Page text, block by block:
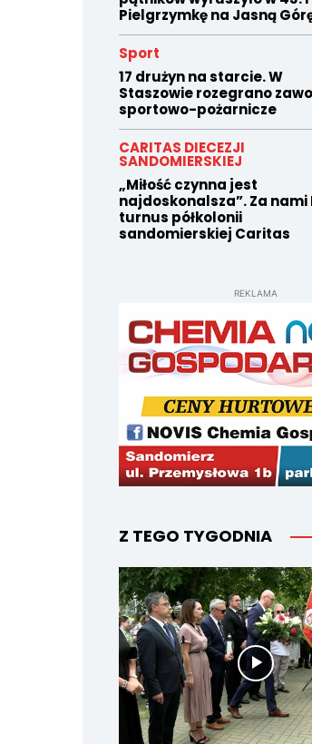
Pielgrzymkę na Jasną
Sport
17 drużyn na starcie. W
Staszowie rozegrano
sportowo-pożarnicze
CARITAS DIECEZJI
SANDOMIERSKIEJ
„Miłość czynna jest
najdoskonalsza”. Za nami
turnus półkolonii
sandomierskiej Caritas
REKLAMA
Z TEGO TYGODNIA